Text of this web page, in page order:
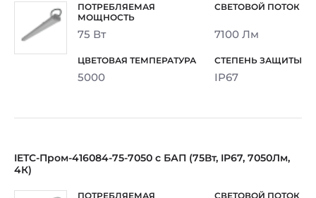
75 Вт 7100 Лм
5000 IP67
IETC-Пром-416084-75-7050 с БАП (75Вт, IP67, 7050Лм,
4К)